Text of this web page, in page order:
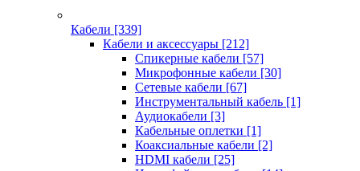
Кабели [339]
Кабели и аксессуары [212]
Спикерные кабели [57]
Микрофонные кабели [30]
Сетевые кабели [67]
Инструментальный кабель [1]
Аудиокабели [3]
Кабельные оплетки [1]
Коаксиальные кабели [2]
HDMI кабели [25]